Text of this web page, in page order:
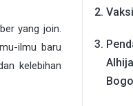
yang join.
ilmu baru
kelebihan